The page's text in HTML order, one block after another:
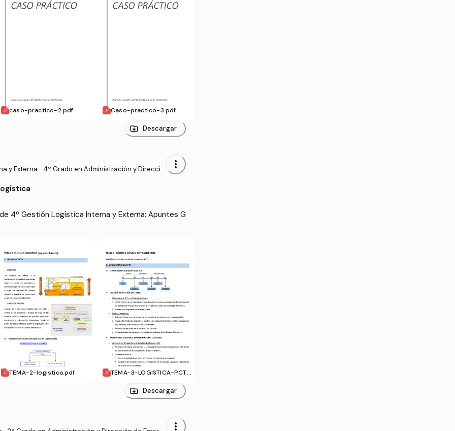
caso-practico-2.pdf Caso-practico-3.pdf
Descargar
y Externa · 4º Grado en Administración y Direcció
more_vert
4º Gestión Logística Interna y Externa: Apuntes G
TEMA-2-logistica.pdf
TEMA-3-LOGISTICA-PCT.p
Descargar
more_vert